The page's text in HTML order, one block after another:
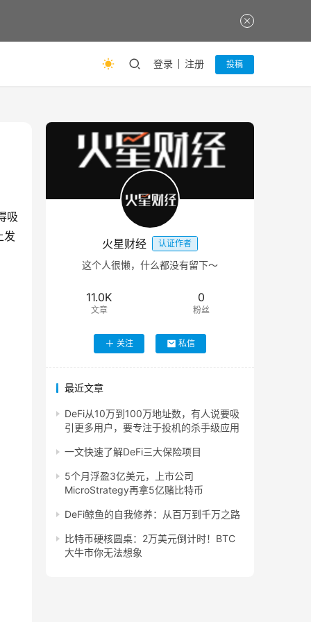
登录 注册 投稿
吸
发
火星财经 认证作者
这个人很懒，什么都没有留下～
11.0K
文章
0
粉丝
关注 私信
最近文章
DeFi从10万到100万地址数，有人说要吸
引更多用户，要专注于投机的杀手级应用
一文快速了解DeFi三大保险项目
5个月浮盈3亿美元，上市公司
MicroStrategy再拿5亿赌比特币
DeFi鲸鱼的自我修养：从百万到千万之路
比特币硬核圆桌：2万美元倒计时！BTC
大牛市你无法想象